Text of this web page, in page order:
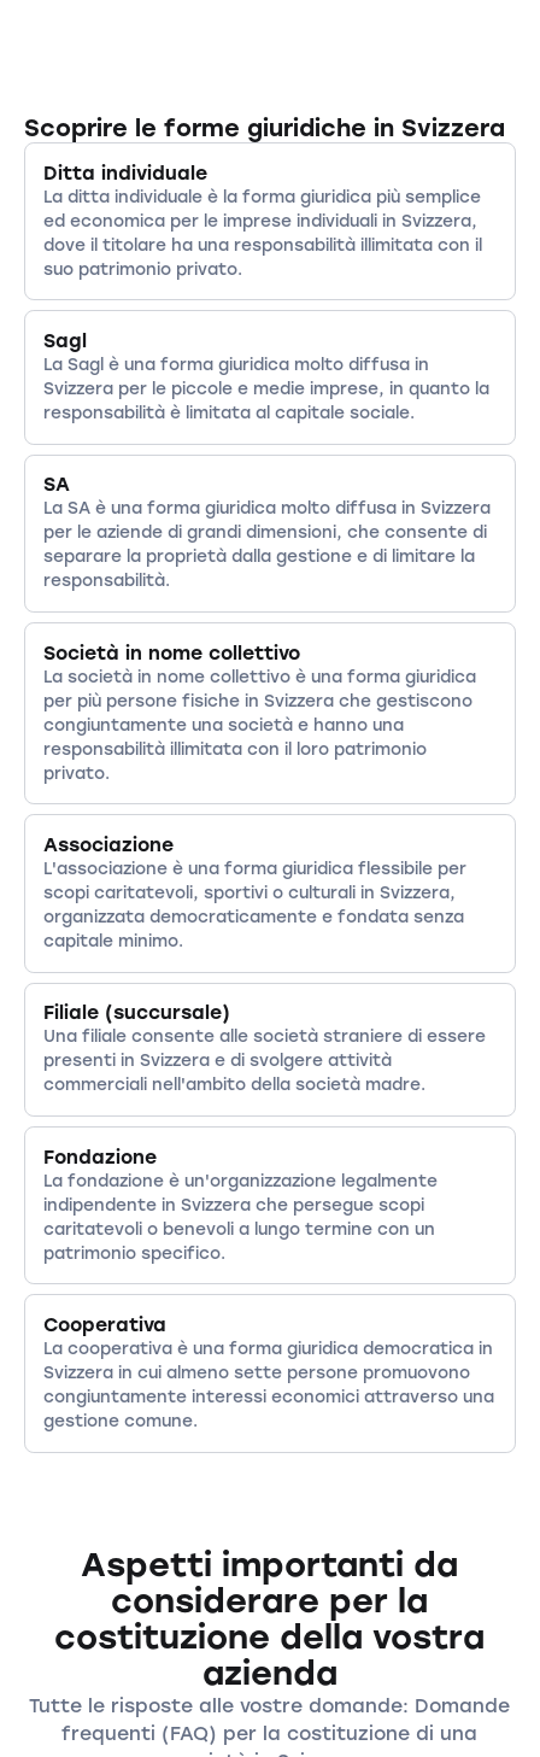
Scoprire le forme giuridiche in Svizzera
Ditta individuale
La ditta individuale è la forma giuridica più semplice
ed economica per le imprese individuali in Svizzera,
dove il titolare ha una responsabilità illimitata con il
suo patrimonio privato.
Sagl
La Sagl è una forma giuridica molto diffusa in
Svizzera per le piccole e medie imprese, in quanto la
responsabilità è limitata al capitale sociale.
SA
La SA è una forma giuridica molto diffusa in Svizzera
per le aziende di grandi dimensioni, che consente di
separare la proprietà dalla gestione e di limitare la
responsabilità.
Società in nome collettivo
La società in nome collettivo è una forma giuridica
per più persone fisiche in Svizzera che gestiscono
congiuntamente una società e hanno una
responsabilità illimitata con il loro patrimonio
privato.
Associazione
L'associazione è una forma giuridica flessibile per
scopi caritatevoli, sportivi o culturali in Svizzera,
organizzata democraticamente e fondata senza
capitale minimo.
Filiale (succursale)
Una filiale consente alle società straniere di essere
presenti in Svizzera e di svolgere attività
commerciali nell'ambito della società madre.
Fondazione
La fondazione è un'organizzazione legalmente
indipendente in Svizzera che persegue scopi
caritatevoli o benevoli a lungo termine con un
patrimonio specifico.
Cooperativa
La cooperativa è una forma giuridica democratica in
Svizzera in cui almeno sette persone promuovono
congiuntamente interessi economici attraverso una
gestione comune.
Aspetti importanti da
considerare per la
costituzione della vostra
azienda
Tutte le risposte alle vostre domande: Domande
frequenti (FAQ) per la costituzione di una